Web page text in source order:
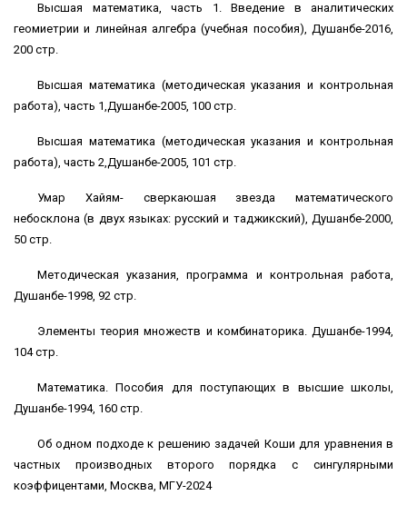
Высшая математика, часть 1. Введение в аналитических
геомиетрии и линейная алгебра (учебная пособия), Душанбе-2016,
200 стр.
Высшая математика (методическая указания и контрольная
работа), часть 1,Душанбе-2005, 100 стр.
Высшая математика (методическая указания и контрольная
работа), часть 2,Душанбе-2005, 101 стр.
Умар Хайям- сверкаюшая звезда математического
небосклона (в двух языках: русский и таджикский), Душанбе-2000,
50 стр.
Методическая указания, программа и контрольная работа,
Душанбе-1998, 92 стр.
Элементы теория множеств и комбинаторика. Душанбе-1994,
104 стр.
Математика. Пособия для поступающих в высшие школы,
Душанбе-1994, 160 стр.
Об одном подходе к решению задачей Коши для уравнения в
частных производных второго порядка с сингулярными
коэффицентами, Москва, МГУ-2024